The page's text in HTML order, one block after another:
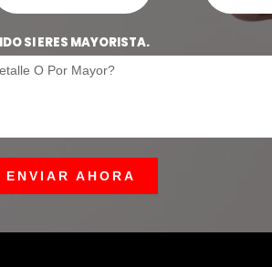
SI ERES MAYORISTA.
ENVIAR AHORA